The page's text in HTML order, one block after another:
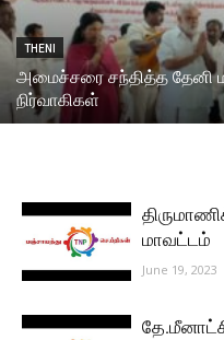
THENI
அமைச்சரை சந்தித்த தேனி
நிர்வாகிகள்
மாவட்டம்
June 19, 2023